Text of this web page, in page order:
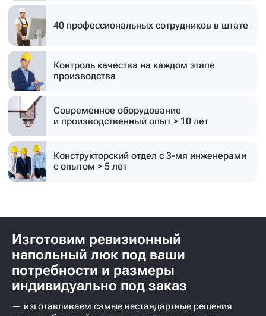
6 000 м²
Контроль качества на каждом этапе
производства
Современное оборудование
и производственный опыт > 10 лет